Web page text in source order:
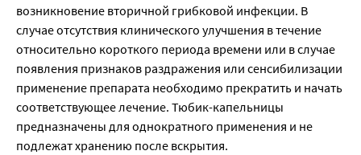
возникновение вторичной грибковой инфекции. В
случае отсутствия клинического улучшения в течение
относительно короткого периода времени или в случае
появления признаков раздражения или сенсибилизации
применение препарата необходимо прекратить и начать
соответствующее лечение. Тюбик-капельницы
предназначены для однократного применения и не
подлежат хранению после вскрытия.